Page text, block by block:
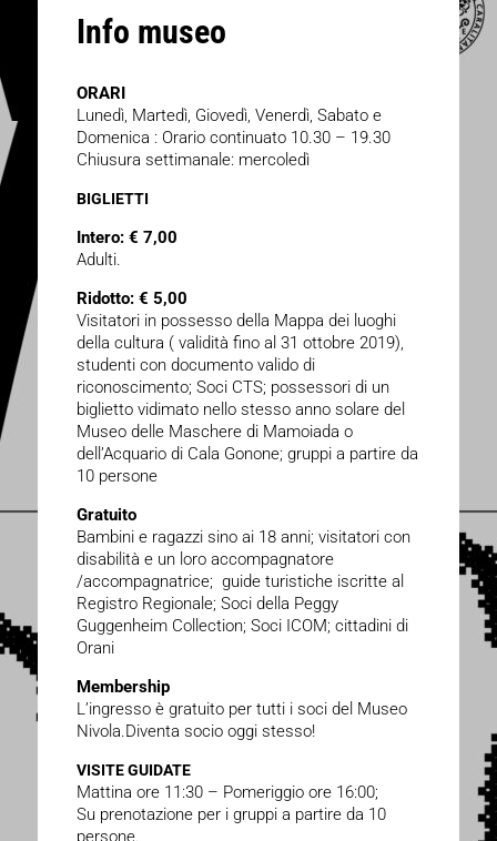
Info museo
ORARI
Lunedì, Martedì, Giovedì, Venerdì, Sabato e
Domenica : Orario continuato 10.30 – 19.30
Chiusura settimanale: mercoledì
BIGLIETTI
Intero: € 7,00
Adulti.
Ridotto: € 5,00
Visitatori in possesso della Mappa dei luoghi
della cultura ( validità fino al 31 ottobre 2019),
studenti con documento valido di
riconoscimento; Soci CTS; possessori di un
biglietto vidimato nello stesso anno solare del
Museo delle Maschere di Mamoiada o
dell’Acquario di Cala Gonone; gruppi a partire da
10 persone
Gratuito
Bambini e ragazzi sino ai 18 anni; visitatori con
disabilità e un loro accompagnatore
/accompagnatrice; guide turistiche iscritte al
Registro Regionale; Soci della Peggy
Guggenheim Collection; Soci ICOM; cittadini di
Orani
Membership
L’ingresso è gratuito per tutti i soci del Museo
Nivola.Diventa socio oggi stesso!
VISITE GUIDATE
Mattina ore 11:30 – Pomeriggio ore 16:00;
Su prenotazione per i gruppi a partire da 10
persone.